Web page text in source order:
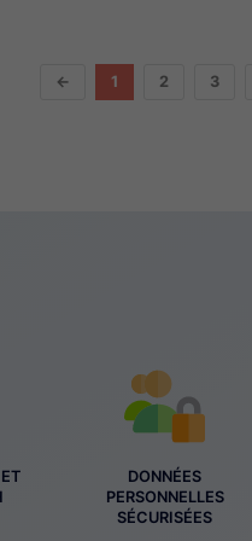
← 1 2 3
DONNÉES
PERSONNELLES
SÉCURISÉES